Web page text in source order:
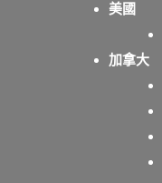
美國
加拿大